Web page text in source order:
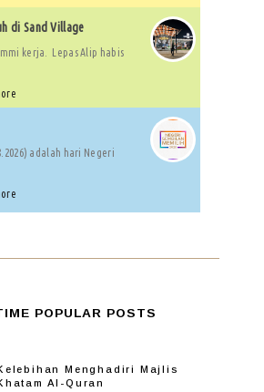
di Sand Village
kerja. Lepas Alip habis
adalah hari Negeri
POPULAR POSTS
Menghadiri Majlis
Al-Quran